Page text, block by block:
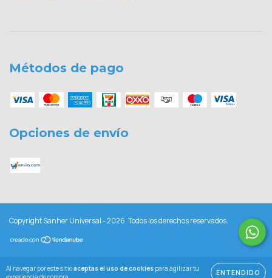
Al navegar por este sitioaceptas el uso de cookies para agilizar tu
ENTENDIDO
Métodos de pago
Opciones de envío
Copyright Sanher Universal - 2026. Todos los derechos reservados.